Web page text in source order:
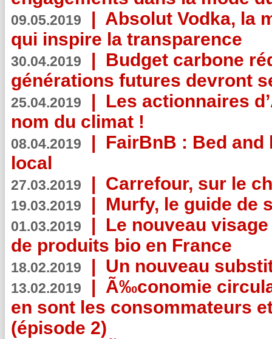
09.05.2019 | Absolut Vodka, la
qui inspire la transparence
30.04.2019 | Budget carbone
générations futures devront
25.04.2019 | Les actionnaires
nom du climat !
08.04.2019 | FairBnB : Bed
local
27.03.2019 | Carrefour, sur le
19.03.2019 | Murfy, le guide de
01.03.2019 | Le nouveau
de produits bio en France
18.02.2019 | Un nouveau
13.02.2019 | Ã‰conomie
en sont les consommateurs
(épisode 2)